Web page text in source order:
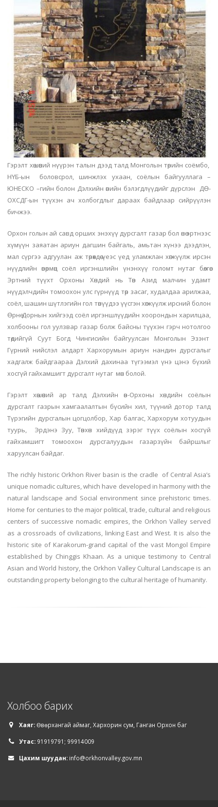
Гэрэлт хөшөөний нүүрэн талын дээд талд Монголын төрийн соёмбо,
НҮБ-ын боловсрол, шинжлэх ухаан, соёлын байгууллага –
ЮНЕСКО –гийн болон Дэлхийн өвийн бэлэгдлүүдийг дүрслэн ДӨ-
ОХСДГ-ын түүхэн ач холбогдлыг дараах байдлаар сийрүүлэн
бичжээ.
Орхон голын ай савд орших энэхүү дурсгалт газар бол өнө эртнээс
хүмүүн заяатан ариун дагшин байгаль, амьтан хүнээ дээдлэн,
мал сүргээ адгуулан аж төрөхдөө үеэс үед уламжлан хөгжүүлж ирсэн
нүүдлийн өвөрмөц соёл иргэншлийн үнэнхүү голомт нутаг бөлгөө.
Эртний түүхт Орхоны Хөндий нь Төв Азид малчин удамт
нүүдэлчдийн томоохон улс гүрнүүд төр засаг, худалдаа арилжаа,
соёл, шашин шүтлэгийн гол төвүүдээ үүсгэн хөгжүүлж ирсний болон
Өрнө Дорнын хийгээд соёл иргэншлүүдийн хоорондын харилцаа,
холбооны гол уулзвар газар болж байсны түүхэн гэрч нотолгоо
төдийгүй Суут Богд Чингисийн байгуулсан Монголын Эзэнт
Гүрний нийслэл алдарт Хархорумын ариун нандин дурсгалыг
хадгалж байдгаараа Дэлхий дахинаа түгээмэл үнэ цэнэ бүхий
хосгүй гайхамшигт дурсгалт нутаг мөн болой.
Гэрэлт хөшөөний ар талд Дэлхийн өв-Орхоны хөндийн соёлын
дурсгалт газрын хамгаалалтын бүсийн хил, түүний дотор талд
Түрэгийн дурсгалын цогцолбор, Хар балгас, Хархорум хотуудын
туурь, Эрдэнэ Зуу, Төвхөн хийдүүд зэрэг түүх соёлын хосгүй
гайхамшигт томоохон дурсгалуудын газарзүйн байршлыг
харуулсан байдаг.
The richly historic Orkhon River basin is the cradle of Central Asia’s
unique nomadic cultures, which have developed in harmony with the
natural landscape and Social environment since prehistoric times.
Home for centuries to the major political, trade, cultural and religious
centers of successive nomadic empires, the Orkhon Valley served
as a crossroads of civilizations, linking East and West. It is also the
historic site of Karakorum-grand capital of the vast Mongol Empire
established by Chinggis Khaan. As a unique testimony to Central
Asian and World history, the Orkhon Valley Cultural Landscape is an
outstanding property belonging to the cultural heritage of humanity.
Холбоо барих
Хаяг:Өвөрхангай аймаг, Хархорин сум, Ганган Орхон баг
Утас: 91919791; 99914009
Цахим шуудан: info@orkhonvalley.gov.mn